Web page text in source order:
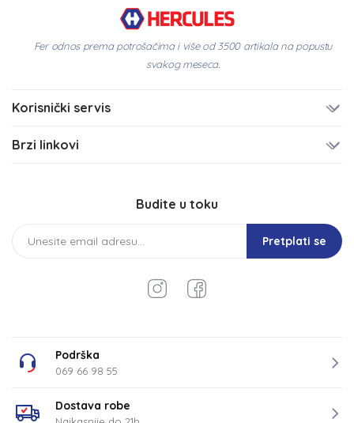
Fer odnos prema potrošačima i više od 3500 artikala na popustu
svakog meseca.
Korisnički servis
Brzi linkovi
Budite u toku
Pretplati se
Podrška
069 66 98 55
Dostava robe